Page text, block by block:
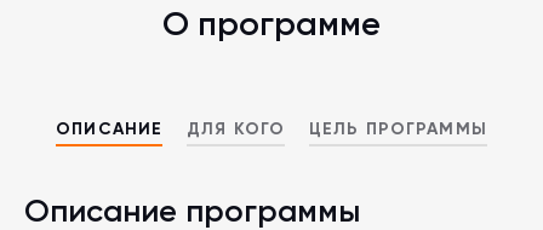
О программе
ОПИСАНИЕ ДЛЯ КОГО ЦЕЛЬ ПРОГРАММЫ
Описание программы